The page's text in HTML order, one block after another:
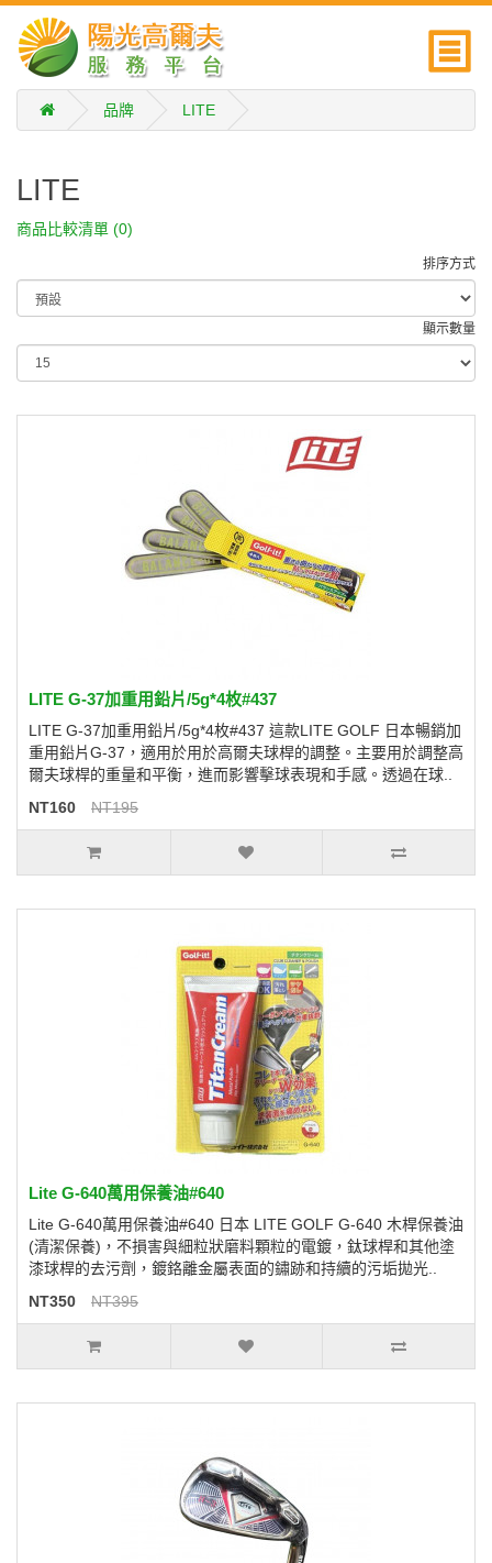
品牌 LITE
LITE
商品比較清單 (0)
排序方式
顯示數量
LITE G-37加重用鉛片/5g*4枚#437
LITE G-37加重用鉛片/5g*4枚#437 這款LITE GOLF 日本暢銷加
重用鉛片G-37，適用於用於高爾夫球桿的調整。主要用於調整高
爾夫球桿的重量和平衡，進而影響擊球表現和手感。透過在球..
NT160
NT195
Lite G-640萬用保養油#640
Lite G-640萬用保養油#640 日本 LITE GOLF G-640 木桿保養油
(清潔保養)，不損害與細粒狀磨料顆粒的電鍍，鈦球桿和其他塗
漆球桿的去污劑，鍍鉻離金屬表面的鏽跡和持續的污垢拋光..
NT350
NT395